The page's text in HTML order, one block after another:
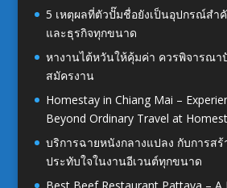
5 เหตุผลที่ตัวปั๊มชื่อยังเป็นอุปกรณ์ส
และธุรกิจทุกขนาด
หางานไต้หวันให้คุ้มค่า ควรพิจารณา
สมัครงาน
Homestay in Chiang Mai –
Beyond Ordinary Travel at
บริการฉายหนังกลางแปลง กับการส
ประทับใจในงานอีเวนต์ทุกขนาด
Best Beef Restaurant Pattaya –